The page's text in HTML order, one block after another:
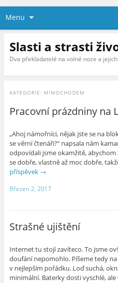
Menu
Slasti a strasti
Dva překladatelé na volné noze a
KATEGORIE: MIMOCHODEM
Pracovní prázdniny na
„Ahoj námořníci, nějak jste se na
se věrní čtenáři?“ napsala nám
odpovídali jsme okamžitě,
se dobře, vlastně až moc dobře,
příspěvek →
Březen 2, 2017
Strašné ujištění
​Internet tu stojí zavíteco. To jsme
doufání nepomohlo. Píšeme tedy
v nejlepším pořádku. Loď suchá,
minimální. Baterky dosti vyschlé,